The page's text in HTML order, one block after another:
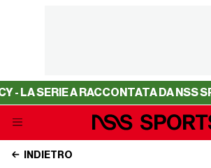
A RACCONTATA DA NSS SPORTS
INDIETRO